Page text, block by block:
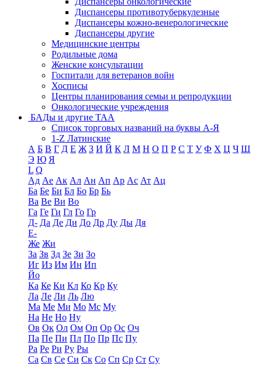
Диспансеры противотуберкулезные
Диспансеры кожно-венерологические
Диспансеры другие
Медицинские центры
Родильные дома
Женские консультации
Госпитали для ветеранов войн
Хосписы
Центры планирования семьи и репродукции
Онкологические учреждения
БАДы и другие ТАА
Список торговых названий на буквы А-Я
1-Z Латинские
А Б В Г Д Е Ж З И Й К Л М Н О П Р С Т У Ф Х Ц Ч Ш
Э Ю Я
L Q
Ад Ае Ак Ал Ан Ап Ар Ас Ат Ац
Ба Бе Би Бл Бо Бр Бь
Ва Ве Ви Во
Га Ге Ги Гл Го Гр
Д- Да Де Ди До Др Ду Ды Дя
Е-
Же Жи
За Зв Зд Зе Зи Зо
Иг Из Им Ин Ип
Йо
Ка Ке Ки Кл Ко Кр Ку
Ла Ле Ли Ль Лю
Ма Ме Ми Мо Мс Му
На Не Но Ну
Ов Ок Ол Ом Оп Ор Ос Оч
Па Пе Пи Пл По Пр Пс Пу
Ра Ре Ри Ру Ры
Са Св Се Си Ск Со Сп Ср Ст Су